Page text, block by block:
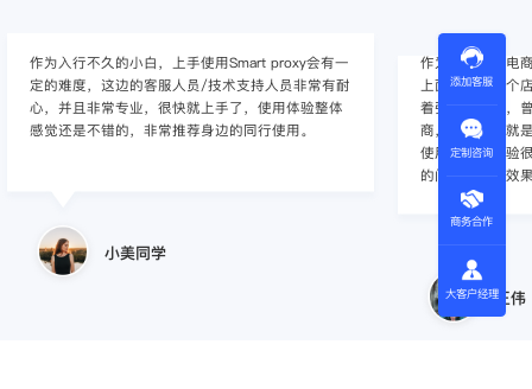
作为入行不久的小白，上手使用Smart proxy会有一
定的难度，这边的客服人员/技术支持人员非常有耐
心，并且非常专业，很快就上手了，使用体验整体
感觉还是不错的，非常推荐身边的同行使用。
小美同学
作为一家跨境电
上面经营着多个
着强烈的需求，
商，不是断网就
使用效果，体验
的问题，使用效
王伟
添加客服
定制咨询
商务合作
大客户经理